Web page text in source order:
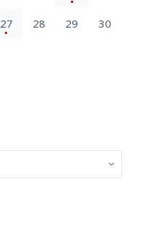
27 28 29 30